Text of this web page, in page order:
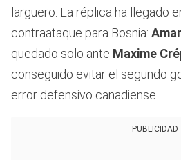
larguero. La réplica ha llegado
contraataque para Bosnia:
quedado solo ante Maxime
conseguido evitar el segundo
error defensivo canadiense.
PUBLICIDAD